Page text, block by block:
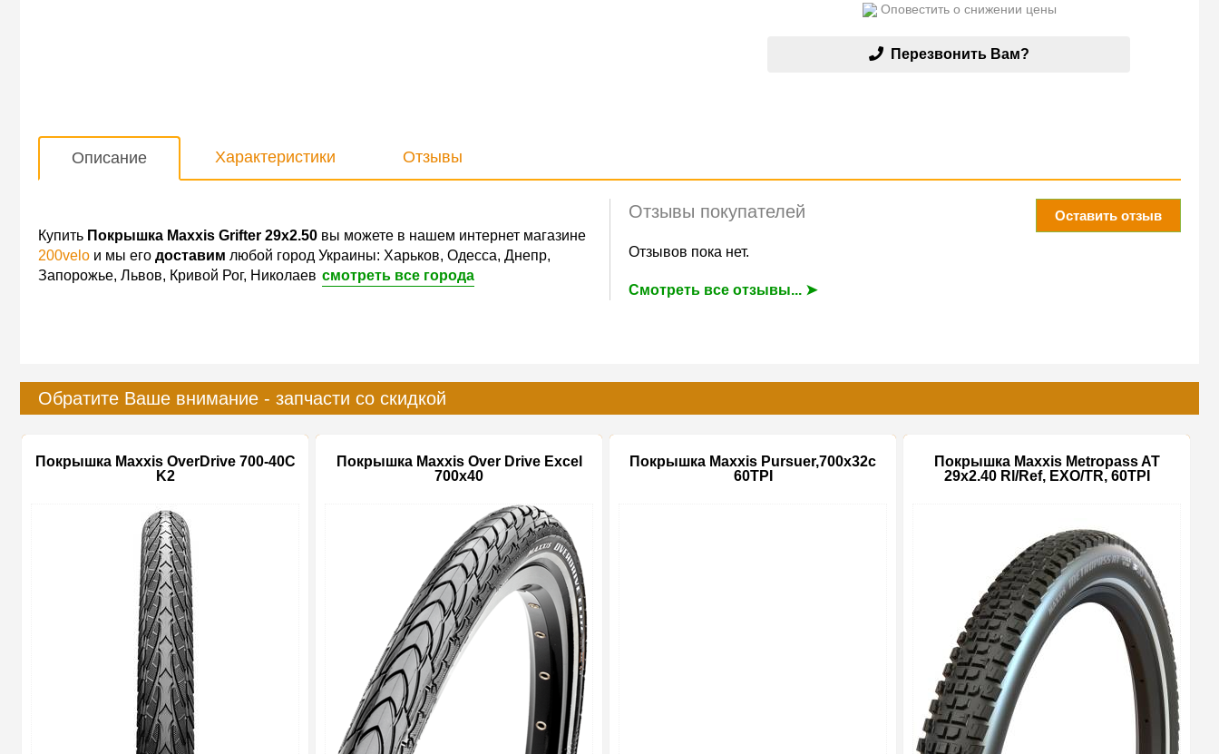
Оповестить о снижении цены
Перезвонить Вам?
Описание Характеристики Отзывы
Оставить отзыв
Отзывы покупателей
Отзывов пока нет.
Смотреть все отзывы... ➤
Купить Покрышка Maxxis Grifter 29x2.50 вы можете в нашем интернет магазине
200velo и мы его доставим любой город Украины: Харьков, Одесса, Днепр,
Запорожье, Львов, Кривой Рог, Николаев смотреть все города
Обратите Ваше внимание - запчасти со скидкой
Покрышка Maxxis OverDrive 700-40C
K2
Покрышка Maxxis Over Drive Excel
700x40
Покрышка Maxxis Pursuer,700x32c
60TPI
Покрышка Maxxis Metropass AT
29x2.40 Rl/Ref, EXO/TR, 60TPI